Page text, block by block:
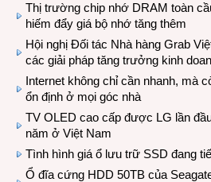
Thị trường chip nhớ DRAM toàn
hiếm đẩy giá bộ nhớ tăng thêm
Hội nghị Đối tác Nhà hàng Grab
các giải pháp tăng trưởng kinh
Internet không chỉ cần nhanh, mà
ổn định ở mọi góc nhà
TV OLED cao cấp được LG lần
năm ở Việt Nam
Tình hình giá ổ lưu trữ SSD đang
Ổ đĩa cứng HDD 50TB của